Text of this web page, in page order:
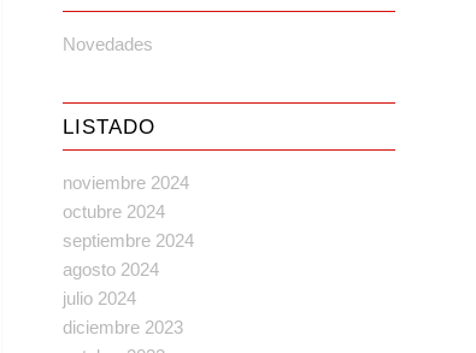
Novedades
LISTADO
noviembre 2024
octubre 2024
septiembre 2024
agosto 2024
julio 2024
diciembre 2023